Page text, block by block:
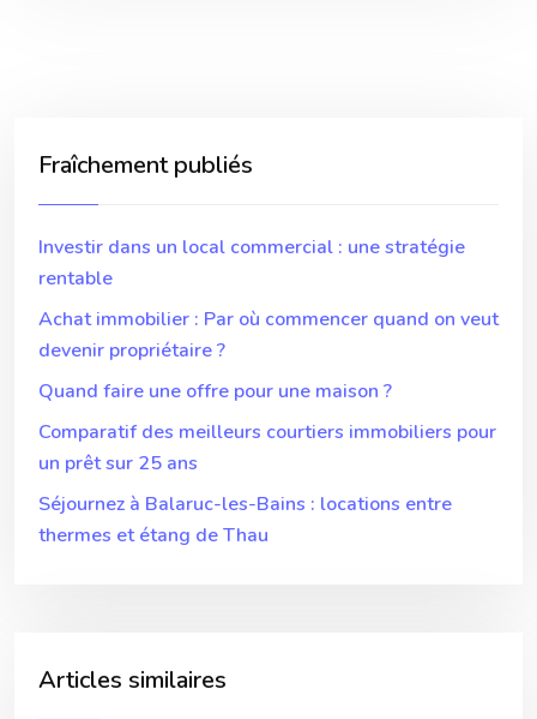
Fraîchement publiés
Investir dans un local commercial : une stratégie
rentable
Achat immobilier : Par où commencer quand on veut
devenir propriétaire ?
Quand faire une offre pour une maison ?
Comparatif des meilleurs courtiers immobiliers pour
un prêt sur 25 ans
Séjournez à Balaruc-les-Bains : locations entre
thermes et étang de Thau
Articles similaires